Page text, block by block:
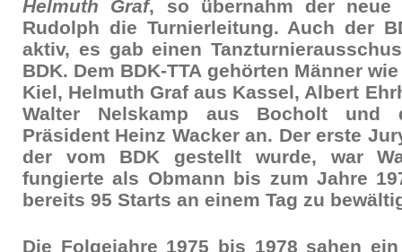
Helmuth Graf, so übernahm der neue
Rudolph die Turnierleitung. Auch der
aktiv, es gab einen
BDK. Dem BDK-TTA gehörten Männer
Kiel, Helmuth Graf aus Kassel, Albert
Walter Nelskamp aus Bocholt und
Präsident Heinz Wacker an. Der erste
der vom BDK gestellt wurde, war
fungierte als Obmann bis zum Jahre
bereits 95 Starts an einem Tag zu
Die Folgejahre 1975 bis 1978 sahen